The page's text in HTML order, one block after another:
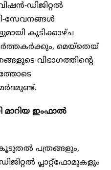
ഡിജിറ്റൽ
സേവനങ്ങൾ
കൂടിക്കാഴ്ച
മെയ്തെയ്
വിഭാഗത്തിന്റെ
മാറിയ ഇംഫാൽ
പത്രങ്ങളും,
പ്ലാറ്റ്ഫോമുകളും